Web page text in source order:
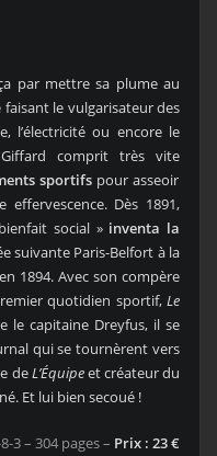
par mettre sa plume au
le vulgarisateur des
l’électricité ou encore le
Giffard comprit très vite
sportifs pour asseoir
Dès 1891,
social » inventa la
suivante Paris-Belfort à la
1894. Avec son compère
quotidien sportif,Le
le capitaine Dreyfus, il se
qui se tournèrent vers
deL’Équipeet créateur du
Et lui bien secoué !
3 – 304 pages – Prix : 23 €